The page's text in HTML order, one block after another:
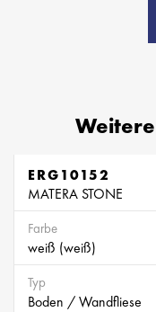
ERG10152
MATERA STONE
Farbe
weiß (weiß)
Typ
Boden / Wandfliese